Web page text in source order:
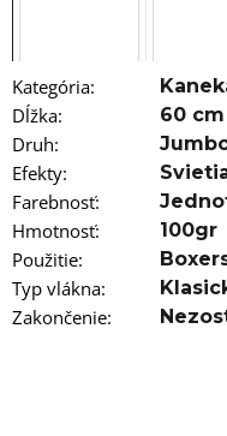
Kategória:
Dĺžka: 60 cm
Druh:
Efekty:
Farebnosť:
Hmotnosť: 100gr
Použitie:
Typ vlákna:
Zakončenie:
100%
EZ
3V1
60
BRAIDORDIE
DELUXE
€9,96